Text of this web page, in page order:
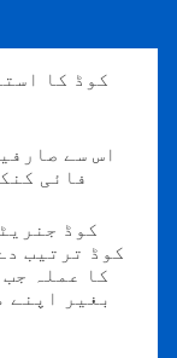
اس سے
فائی
کا عملہ
بغیر اپنے